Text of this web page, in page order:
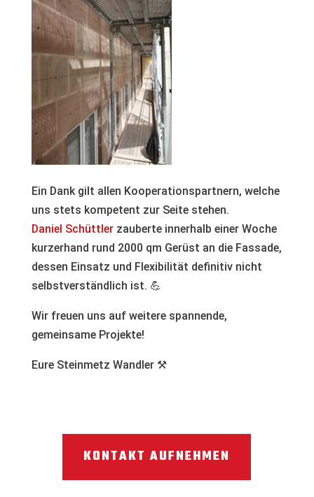
Ein Dank gilt allen Kooperationspartnern, welche
uns stets kompetent zur Seite stehen.
Daniel Schüttlerzauberte innerhalb einer Woche
kurzerhand rund 2000 qm Gerüst an die Fassade,
dessen Einsatz und Flexibilität definitiv nicht
selbstverständlich ist. 💪
Wir freuen uns auf weitere spannende,
gemeinsame Projekte!
Eure Steinmetz Wandler ⚒️
KONTAKT AUFNEHMEN